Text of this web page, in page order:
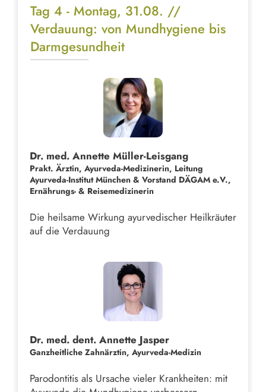
Tag 4 - Montag, 31.08. //
Verdauung: von Mundhygiene bis
Darmgesundheit
Dr. med. Annette Müller-Leisgang
Prakt. Ärztin, Ayurveda-Medizinerin, Leitung
Ayurveda-Institut München & Vorstand DÄGAM e.V.,
Ernährungs- & Reisemedizinerin
Die heilsame Wirkung ayurvedischer Heilkräuter
auf die Verdauung
Dr. med. dent. Annette Jasper
Ganzheitliche Zahnärztin, Ayurveda-Medizin
Parodontitis als Ursache vieler Krankheiten: mit